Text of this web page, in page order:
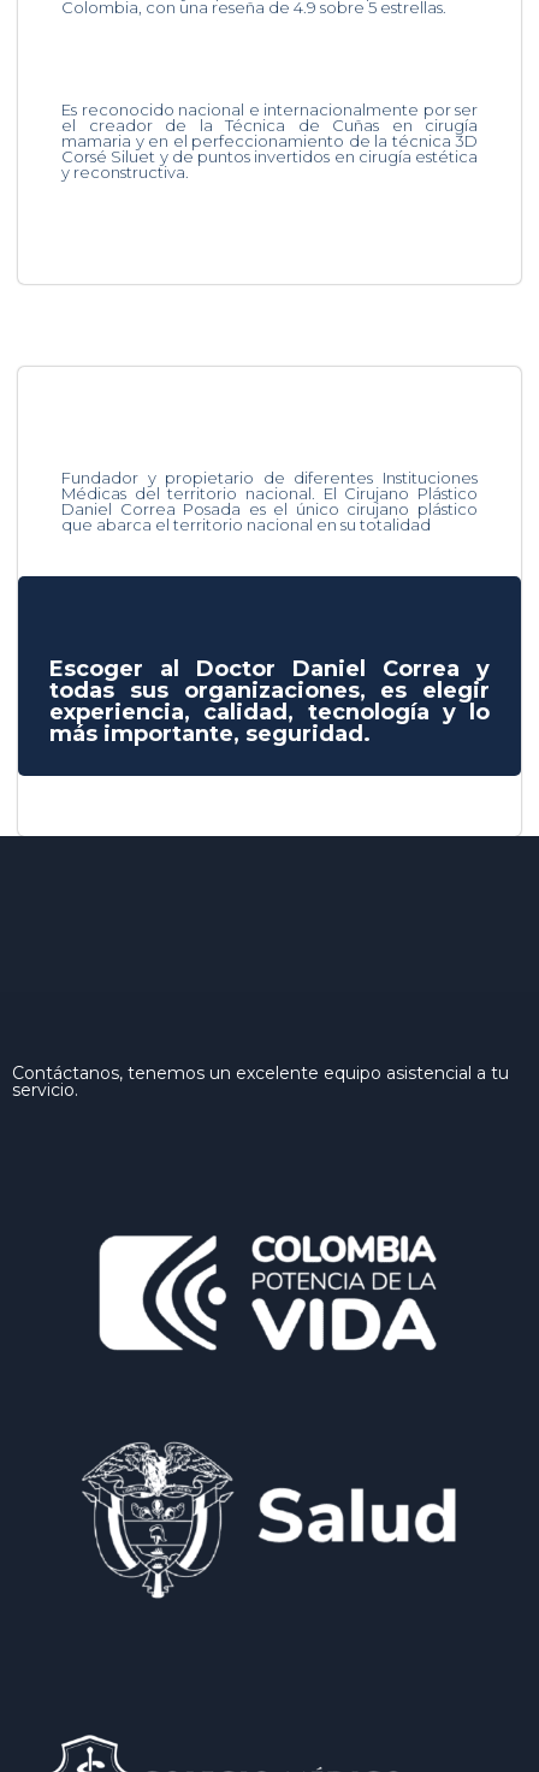
Colombia, con una reseña de 4.9 sobre 5 estrellas.
Es reconocido nacional e internacionalmente por ser
el creador de la Técnica de Cuñas en cirugía
mamaria y en el perfeccionamiento de la técnica 3D
Corsé Siluet y de puntos invertidos en cirugía estética
y reconstructiva.
Fundador y propietario de diferentes Instituciones
Médicas del territorio nacional. El Cirujano Plástico
Daniel Correa Posada es el único cirujano plástico
que abarca el territorio nacional en su totalidad
Escoger al Doctor Daniel Correa y
todas sus organizaciones, es elegir
experiencia, calidad, tecnología y lo
más importante, seguridad.
Contáctanos, tenemos un excelente equipo asistencial a tu
servicio.